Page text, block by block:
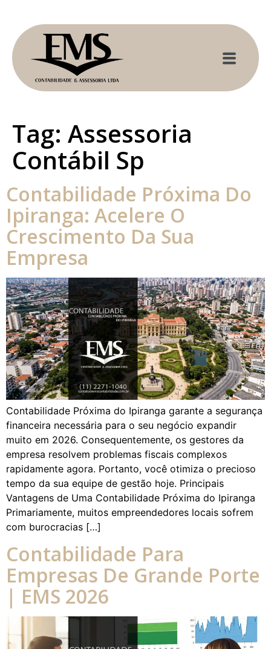
Tag: Assessoria
Contábil Sp
Contabilidade Próxima Do
Ipiranga: Acelere O
Crescimento Da Sua
Empresa
Contabilidade Próxima do Ipiranga garante a segurança
financeira necessária para o seu negócio expandir
muito em 2026. Consequentemente, os gestores da
empresa resolvem problemas fiscais complexos
rapidamente agora. Portanto, você otimiza o precioso
tempo da sua equipe de gestão hoje. Principais
Vantagens de Uma Contabilidade Próxima do Ipiranga
Primariamente, muitos empreendedores locais sofrem
com burocracias […]
Contabilidade Para
Empresas De Grande Porte
| EMS 2026